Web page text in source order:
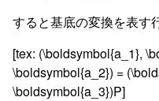
すると基底の変換を表す
[tex: (\boldsymbol{a_1},
\boldsymbol{a_2}) =
\boldsymbol{a_3})P]